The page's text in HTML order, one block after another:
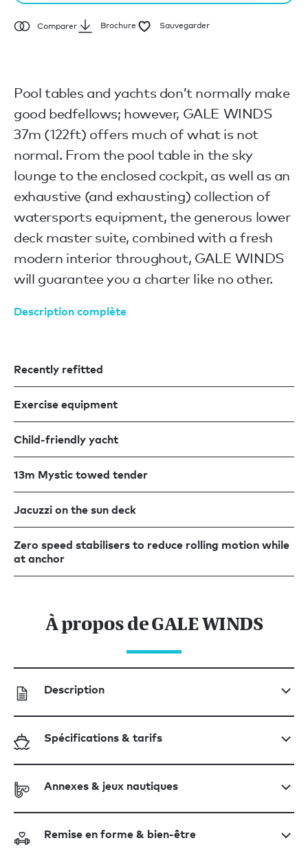
Comparer Brochure Sauvegarder
Pool tables and yachts don’t normally make
good bedfellows; however, GALE WINDS
37m (122ft) offers much of what is not
normal. From the pool table in the sky
lounge to the enclosed cockpit, as well as an
exhaustive (and exhausting) collection of
watersports equipment, the generous lower
deck master suite, combined with a fresh
modern interior throughout, GALE WINDS
will guarantee you a charter like no other.
Description complète
Recently refitted
Exercise equipment
Child-friendly yacht
13m Mystic towed tender
Jacuzzi on the sun deck
Zero speed stabilisers to reduce rolling motion while
at anchor
À propos de GALE WINDS
Description
Spécifications & tarifs
Annexes & jeux nautiques
Remise en forme & bien-être